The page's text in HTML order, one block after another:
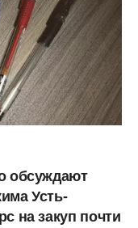
обсуждают
Усть-
на закуп почти